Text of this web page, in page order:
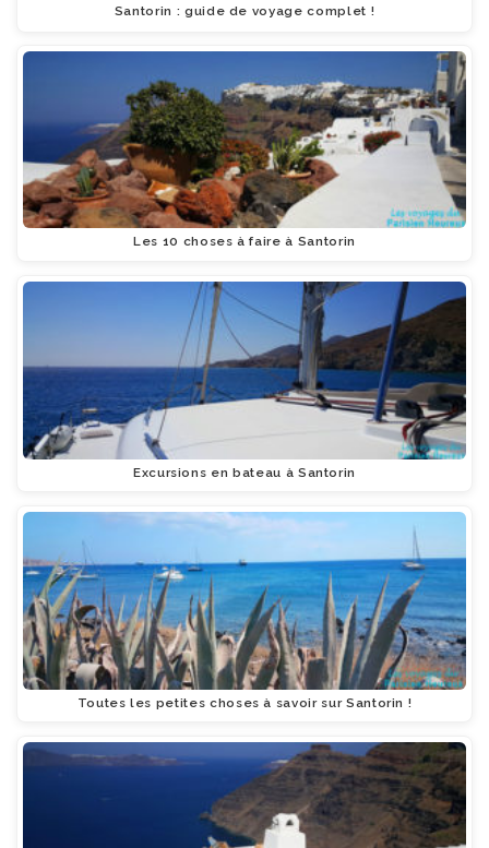
Santorin : guide de voyage complet !
Les 10 choses à faire à Santorin
Excursions en bateau à Santorin
Toutes les petites choses à savoir sur Santorin !